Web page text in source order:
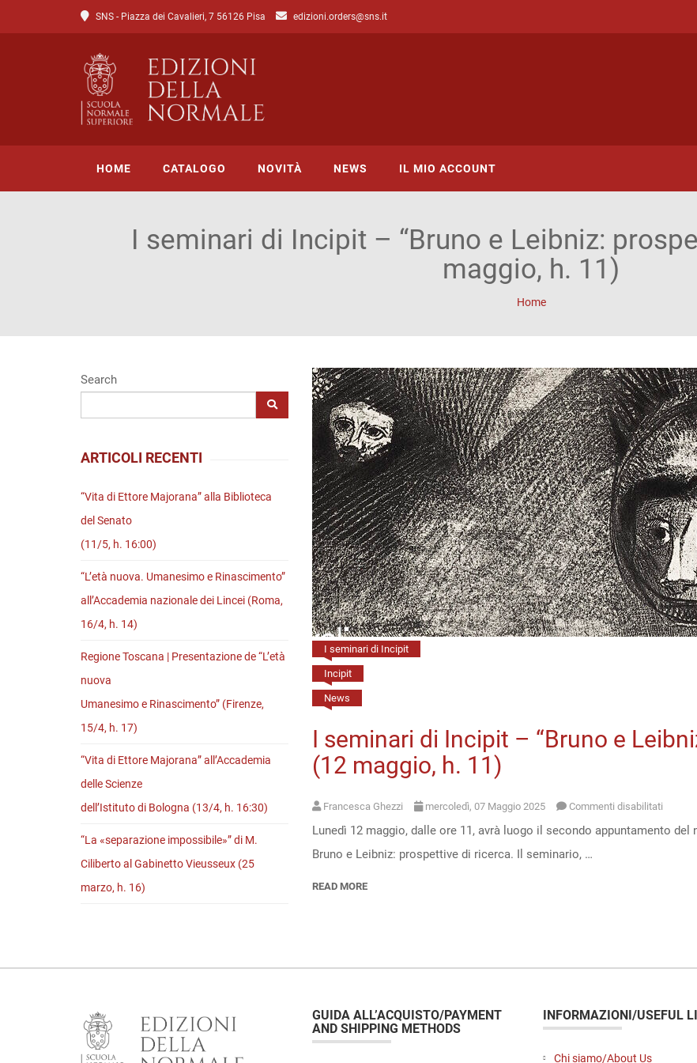
SNS - Piazza dei Cavalieri, 7 56126 Pisa edizioni.orders@sns.it
HOME CATALOGO
Tutto il catalogo
Incipit
NOVITÀ NEWS IL MIO ACCOUNT
I seminari di Incipit – “Bruno e Leibniz:
maggio, h. 11)
Home
I seminari di Incipit
Incipit
News
I seminari di Incipit – “Bruno e
(12 maggio, h. 11)
Francesca Ghezzi mercoledì, 07 Maggio 2025 Commenti disabilitati
I
e
Lunedì 12 maggio, dalle ore 11, avrà luogo il secondo appuntamento
Bruno e Leibniz: prospettive di ricerca. Il seminario, …
READ MORE
Search
ARTICOLI RECENTI
“Vita di Ettore Majorana” alla Biblioteca
del Senato
(11/5, h. 16:00)
“L’età nuova. Umanesimo e Rinascimento”
all’Accademia nazionale dei Lincei (Roma,
16/4, h. 14)
Regione Toscana | Presentazione de “L’età
nuova
Umanesimo e Rinascimento” (Firenze,
15/4, h. 17)
“Vita di Ettore Majorana” all’Accademia
delle Scienze
dell’Istituto di Bologna (13/4, h. 16:30)
“La «separazione impossibile»” di M.
Ciliberto al Gabinetto Vieusseux (25
marzo, h. 16)
GUIDA ALL’ACQUISTO/PAYMENT
AND SHIPPING METHODS
INFORMAZIONI/USEFUL
Chi siamo/About Us